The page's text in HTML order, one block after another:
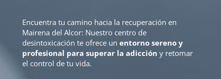
Encuentra tu camino hacia la recuperación en
Mairena del Alcor: Nuestro centro de
desintoxicación te ofrece un entorno sereno y
profesional para superar la adicción y retomar
el control de tu vida.